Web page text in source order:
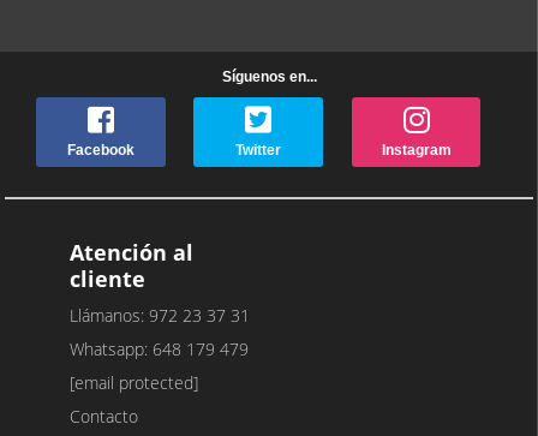
Síguenos en...
Facebook Twitter Instagram
Atención al
cliente
Llámanos: 972 23 37 31
Whatsapp: 648 179 479
[email protected]
Contacto